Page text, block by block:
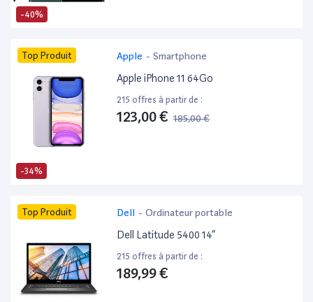
-40%
-34%
Top Produit Apple - Smartphone
Apple iPhone 11 64Go
215 offres à partir de :
123,00 € 185,00 €
Top Produit Dell - Ordinateur portable
Dell Latitude 5400 14”
215 offres à partir de :
189,99 €